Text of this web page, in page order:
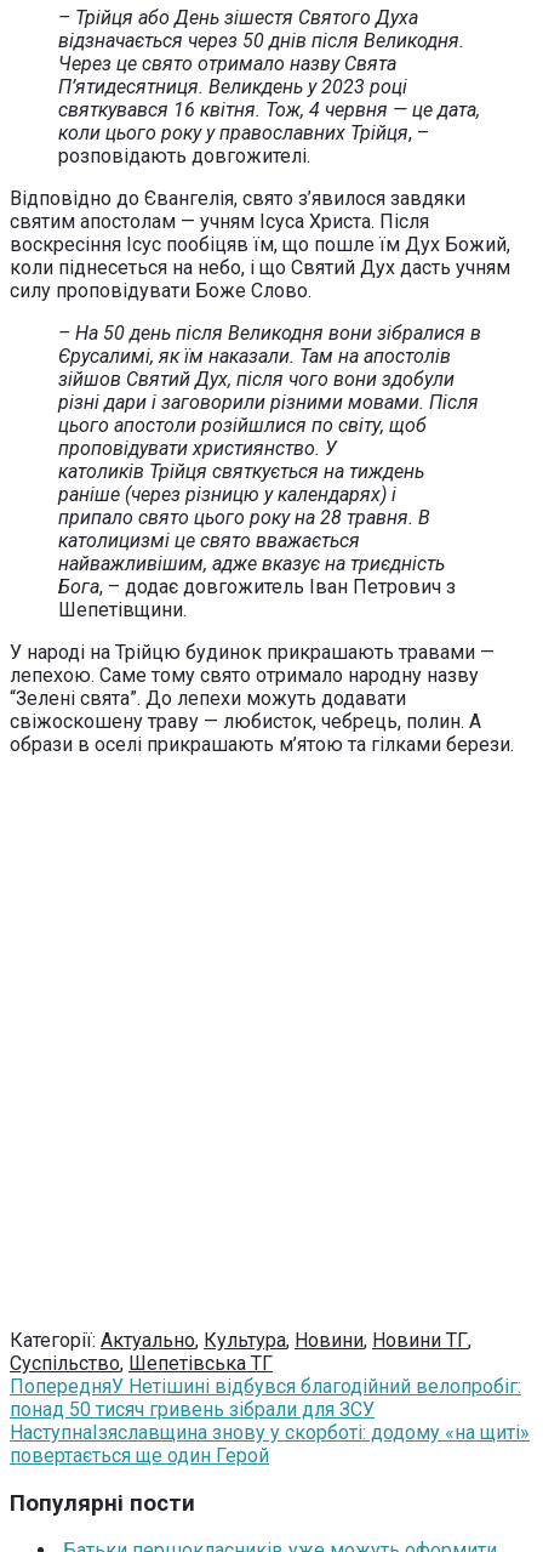
– Трійця або День зішестя Святого Духа
відзначається через 50 днів після Великодня.
Через це свято отримало назву Свята
П’ятидесятниця. Великдень у 2023 році
святкувався 16 квітня. Тож, 4 червня — це дата,
коли цього року у православних Трійця, –
розповідають довгожителі.
Відповідно до Євангелія, свято з’явилося завдяки
святим апостолам — учням Ісуса Христа. Після
воскресіння Ісус пообіцяв їм, що пошле їм Дух Божий,
коли піднесеться на небо, і що Святий Дух дасть учням
силу проповідувати Боже Слово.
– На 50 день після Великодня вони зібралися в
Єрусалимі, як їм наказали. Там на апостолів
зійшов Святий Дух, після чого вони здобули
різні дари і заговорили різними мовами. Після
цього апостоли розійшлися по світу, щоб
проповідувати християнство. У
католиків Трійця святкується на тиждень
раніше (через різницю у календарях) і
припало свято цього року на 28 травня. В
католицизмі це свято вважається
найважливішим, адже вказує на триєдність
Бога, – додає довгожитель Іван Петрович з
Шепетівщини.
У народі на Трійцю будинок прикрашають травами —
лепехою. Саме тому свято отримало народну назву
“Зелені свята”. До лепехи можуть додавати
свіжоскошену траву — любисток, чебрець, полин. А
образи в оселі прикрашають м’ятою та гілками берези.
Категорії: Актуально, Культура, Новини, Новини ТГ,
Суспільство, Шепетівська ТГ
ПопередняУ Нетішині відбувся благодійний велопробіг:
понад 50 тисяч гривень зібрали для ЗСУ
НаступнаІзяславщина знову у скорботі: додому «на щиті»
повертається ще один Герой
Популярні пости